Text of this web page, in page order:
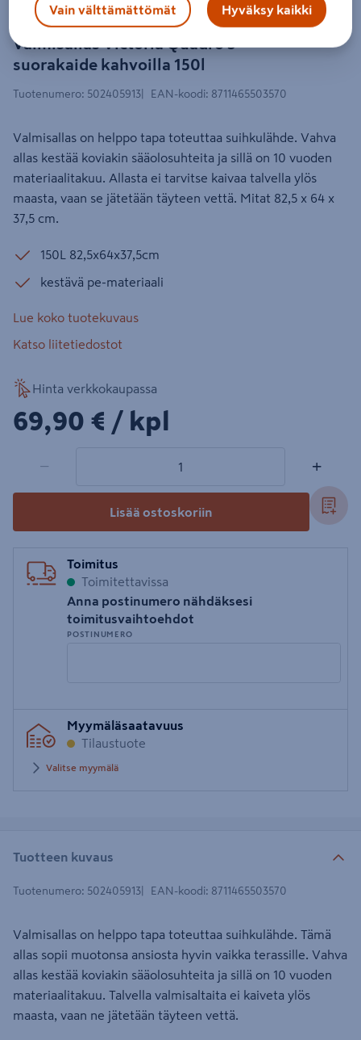
Valmisallas Victoria Quadro 3
suorakaide kahvoilla 150l
HORISONT
Tuotenumero: 502405913 EAN-koodi: 8711465503570
Valmisallas on helppo tapa toteuttaa suihkulähde. Vahva
allas kestää koviakin sääolosuhteita ja sillä on 10 vuoden
materiaalitakuu. Allasta ei tarvitse kaivaa talvella ylös
maasta, vaan se jätetään täyteen vettä. Mitat 82,5 x 64 x
37,5 cm.
150L 82,5x64x37,5cm
kestävä pe-materiaali
Lue koko tuotekuvaus
Katso liitetiedostot
Hinta verkkokaupassa
69,90€/kpl
69,90 € / kpl
− +
Lisää ostoskoriin
Toimitus
Toimitettavissa
Anna postinumero nähdäksesi
toimitusvaihtoehdot
POSTINUMERO
postinumero
Myymäläsaatavuus
Tilaustuote
Valitse myymälä
Tuotteen kuvaus
Tuotenumero: 502405913 EAN-koodi: 8711465503570
Valmisallas on helppo tapa toteuttaa suihkulähde. Tämä
allas sopii muotonsa ansiosta hyvin vaikka terassille. Vahva
allas kestää koviakin sääolosuhteita ja sillä on 10 vuoden
materiaalitakuu. Talvella valmisaltaita ei kaiveta ylös
maasta, vaan ne jätetään täyteen vettä.
Vain välttämättömät Hyväksy kaikki